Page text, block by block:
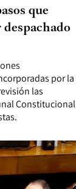
por la
las
Constitucional
que